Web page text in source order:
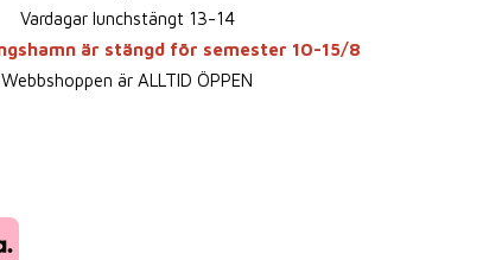
Vardagar lunchstängt 13-14
är stängd för semester 10-15/8
Webbshoppen är ALLTID ÖPPEN